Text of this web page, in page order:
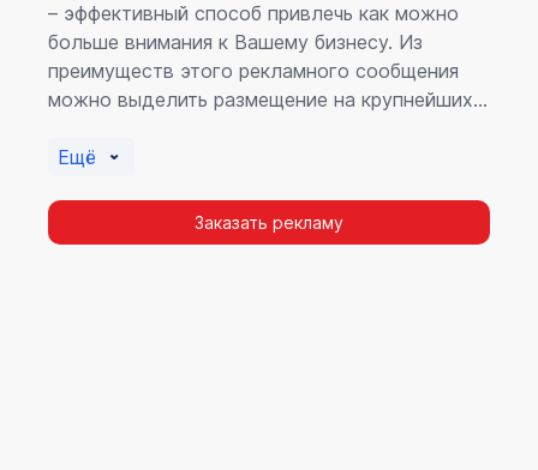
– эффективный способ привлечь как можно
больше внимания к Вашему бизнесу. Из
преимуществ этого рекламного сообщения
можно выделить размещение на крупнейших
пешеходному потоку расположение в прямой
повторных контактов.
Ещё
Заказать рекламу